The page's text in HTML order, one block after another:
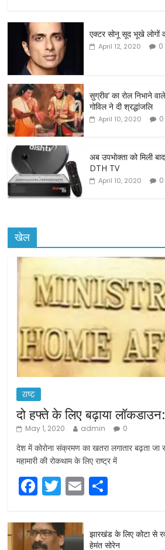
c
e
b
o
o
k
itt
er
ar
e
एक्टर सोनू सूद भूखे लोगों
April 12, 2020 0
सुग्रीव’ का रोल निभाने
गोविल ने दी श्रद्धांजलि
April 10, 2020 0
अब उपभोक्ता को मिली
DTH TV
April 10, 2020 0
खेल
राष्ट्र
दो हफ्ते के लिए बढ़ाया
May 1, 2020 admin 0
देश में कोरोना संक्रमण का खतरा लगातार बढ़ता जा
महामारी की रोकथाम के लिए राष्ट्र में
F
c
e
T
itt
er
E
ar
e
झारखंड के लिए कोटा से
हेमंत सोरेन